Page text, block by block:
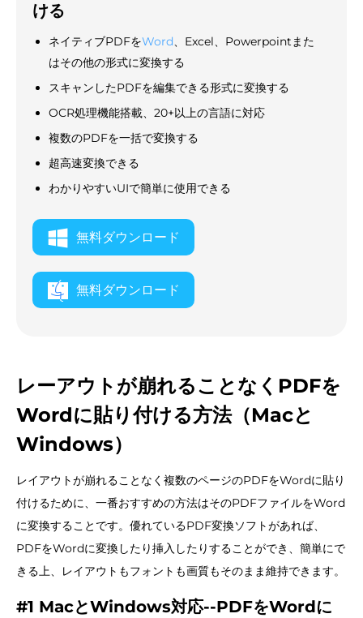
ける
ネイティブPDFをWord、Excel、Powerpointまた
はその他の形式に変換する
スキャンしたPDFを編集できる形式に変換する
OCR処理機能搭載、20+以上の言語に対応
複数のPDFを一括で変換する
超高速変換できる
わかりやすいUIで簡単に使用できる
無料ダウンロード
無料ダウンロード
レーアウトが崩れることなくPDFを
Wordに貼り付ける方法（Macと
Windows）
レイアウトが崩れることなく複数のページのPDFをWordに貼り
付けるために、一番おすすめの方法はそのPDFファイルをWord
に変換することです。優れているPDF変換ソフトがあれば、
PDFをWordに変換したり挿入したりすることができ、簡単にで
きる上、レイアウトもフォントも画質もそのまま維持できます。
#1 MacとWindows対応--PDFをWordに